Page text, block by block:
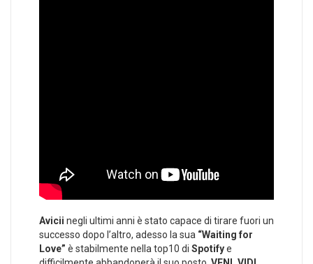
Avicii negli ultimi anni è stato capace di tirare fuori un
successo dopo l’altro, adesso la sua “Waiting for
Love” è stabilmente nella top10 di Spotifye